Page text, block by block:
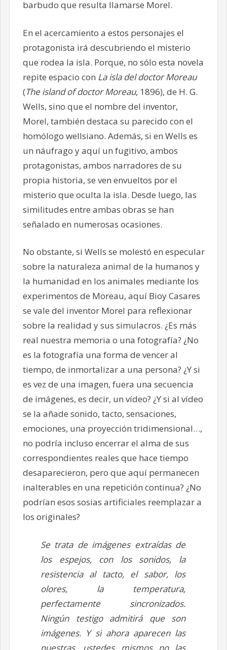
barbudo que resulta llamarse Morel.
En el acercamiento a estos personajes el
protagonista irá descubriendo el misterio
que rodea la isla. Porque, no sólo esta novela
repite espacio con La isla del doctor Moreau
(The island of doctor Moreau, 1896), de H. G.
Wells, sino que el nombre del inventor,
Morel, también destaca su parecido con el
homólogo wellsiano. Además, si en Wells es
un náufrago y aquí un fugitivo, ambos
protagonistas, ambos narradores de su
propia historia, se ven envueltos por el
misterio que oculta la isla. Desde luego, las
similitudes entre ambas obras se han
señalado en numerosas ocasiones.
No obstante, si Wells se molestó en especular
sobre la naturaleza animal de la humanos y
la humanidad en los animales mediante los
experimentos de Moreau, aquí Bioy Casares
se vale del inventor Morel para reflexionar
sobre la realidad y sus simulacros. ¿Es más
real nuestra memoria o una fotografía? ¿No
es la fotografía una forma de vencer al
tiempo, de inmortalizar a una persona? ¿Y si
es vez de una imagen, fuera una secuencia
de imágenes, es decir, un vídeo? ¿Y si al vídeo
se la añade sonido, tacto, sensaciones,
emociones, una proyección tridimensional…,
no podría incluso encerrar el alma de sus
correspondientes reales que hace tiempo
desaparecieron, pero que aquí permanecen
inalterables en una repetición continua? ¿No
podrían esos sosias artificiales reemplazar a
los originales?
Se trata de imágenes extraídas de
los espejos, con los sonidos, la
resistencia al tacto, el sabor, los
olores, la temperatura,
perfectamente sincronizados.
Ningún testigo admitirá que son
imágenes. Y si ahora aparecen las